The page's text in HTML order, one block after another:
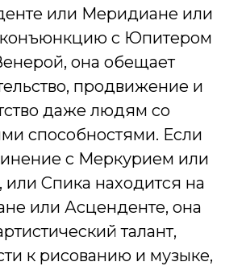
или Меридиане или
с Юпитером
она обещает
продвижение и
даже людям со
способностями. Если
с Меркурием или
или Спика находится на
или Асценденте, она
талант,
к рисованию и музыке,